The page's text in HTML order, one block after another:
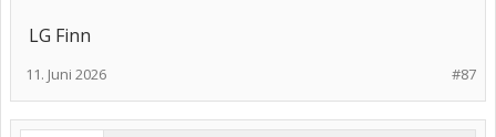
LG Finn
#87
11. Juni 2026